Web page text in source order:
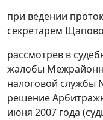
при ведении
секретарем
рассмотрев в
жалобы
налоговой службы
решение
июня 2007 года